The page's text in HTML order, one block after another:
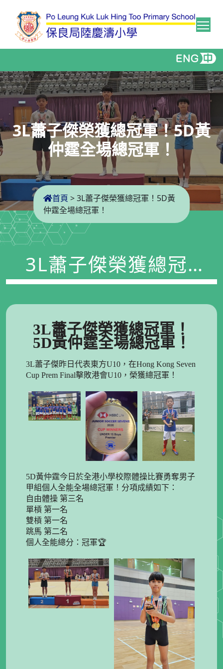
3L蕭子傑榮獲總冠軍！5D黃
仲霆全場總冠軍！
首頁 >3L蕭子傑榮獲總冠軍！5D黃
仲霆全場總冠軍！
3L蕭子傑榮獲總冠
軍！5D黃仲霆全場總
冠軍！
3L蕭子傑榮獲總冠軍！
5D黃仲霆全場總冠軍！
3L蕭子傑昨日代表東方U10，在Hong Kong Seven
Cup Prem Final擊敗港會U10，榮獲總冠軍！
5D黃仲霆今日於全港小學校際體操比賽勇奪男子
甲組個人全能全場總冠軍！分項成績如下：
自由體操 第三名
單槓 第一名
雙槓 第一名
跳馬 第二名
個人全能總分：冠軍🏆